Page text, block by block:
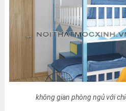
không gian phòng ngủ với